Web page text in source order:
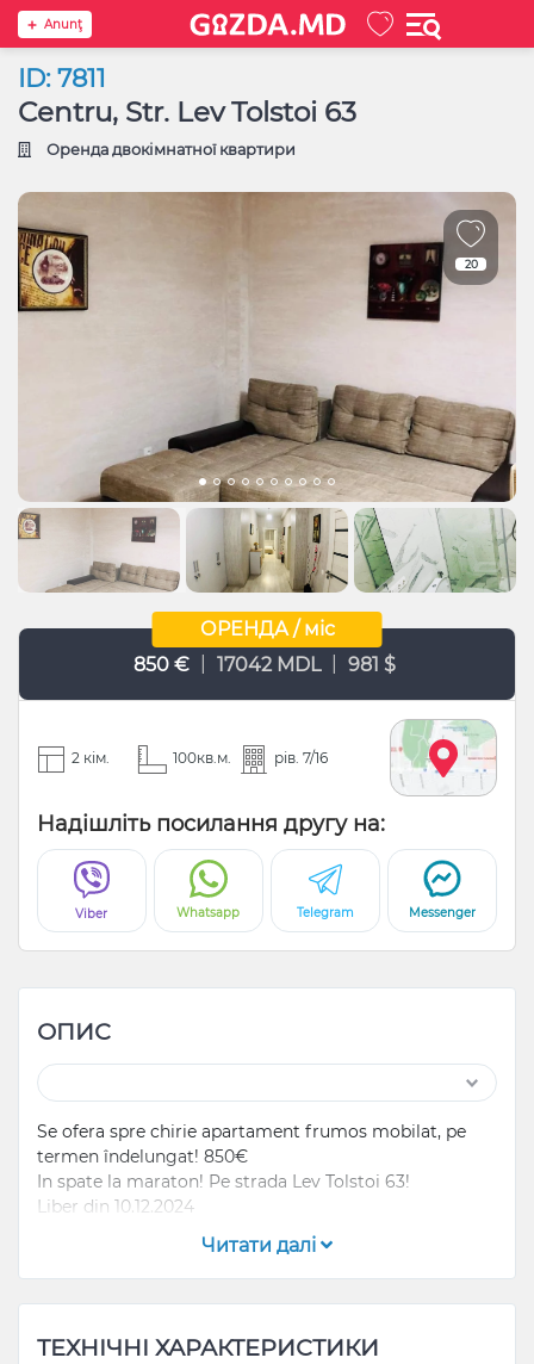
Anunţ
ID: 7811
Centru, Str. Lev Tolstoi 63
Оренда двокімнатної квартири
20
ОРЕНДА / міс
850 €
17042 MDL 981 $
2 кім. 100кв.м. рів. 7/16
Надішліть посилання другу на:
Viber Whatsapp Telegram Messenger
ОПИС
Se ofera spre chirie apartament frumos mobilat, pe
termen îndelungat! 850€
In spate la maraton! Pe strada Lev Tolstoi 63!
Liber din 10.12.2024
Читати далі
ТЕХНІЧНІ ХАРАКТЕРИСТИКИ